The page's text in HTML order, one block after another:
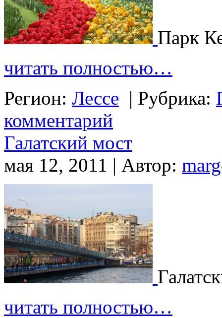
Парк
читать полностью…
Регион: Лессе | Рубрика:
комментарий
Галатский мост
мая 12, 2011 | Автор:
читать полностью…